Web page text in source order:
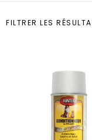
FILTRER LES